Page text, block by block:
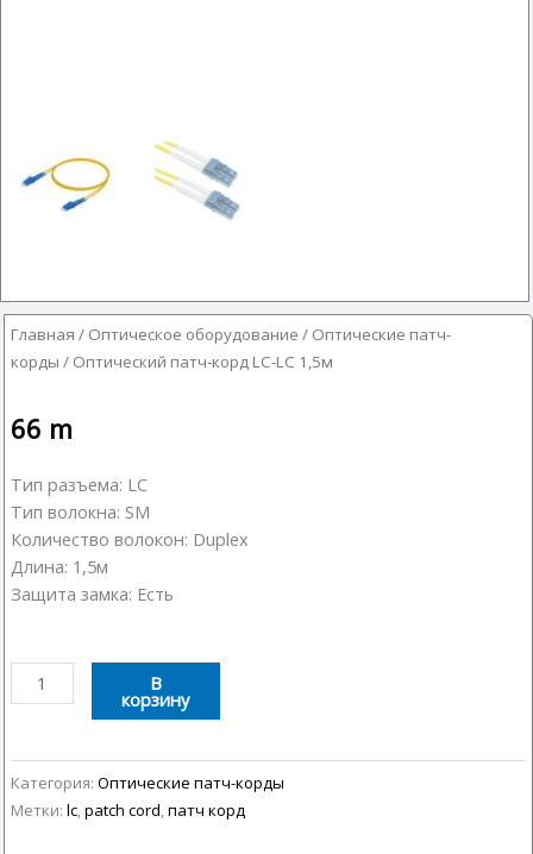
Главная / Оптическое оборудование / Оптические патч-
корды / Оптический патч-корд LC-LC 1,5м
66 m
Тип разъема: LC
Тип волокна: SM
Количество волокон: Duplex
Длина: 1,5м
Защита замка: Есть
Количество
товара
патч-
корд
LC-
В
корзину
Категория: Оптические патч-корды
Метки: lc,patch cord,патч корд